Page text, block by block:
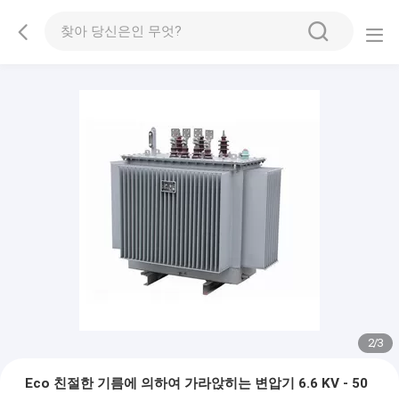
2/3
Eco 친절한 기름에 의하여 가라앉히는 변압기 6.6 KV - 50